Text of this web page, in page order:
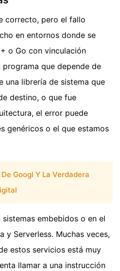
correcto, pero el fallo
en entornos donde se
o Go con vinculación
que depende de
una librería de sistema que
destino, o que fue
el error puede
genéricos o el que estamos
Googl Y La Verdadera
embebidos o en el
y Serverless. Muchas veces,
estos servicios está muy
llamar a una instrucción